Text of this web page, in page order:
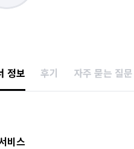
정보 후기 자주 묻는 질문
비스